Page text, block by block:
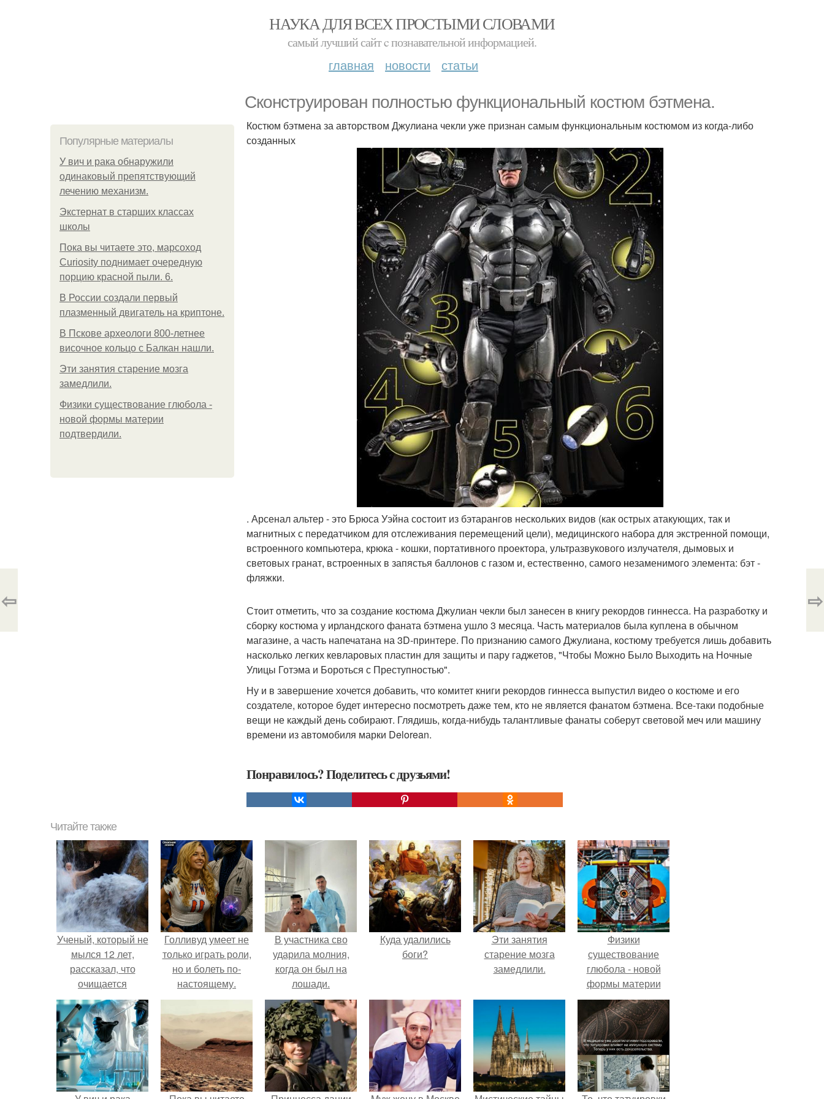
НАУКА ДЛЯ ВСЕХ ПРОСТЫМИ СЛОВАМИ
самый лучший сайт c познавательной информацией.
главная новости статьи
Сконструирован полностью функциональный костюм бэтмена.
Популярные материалы
У вич и рака обнаружили
одинаковый препятствующий
лечению механизм.
Экстернат в старших классах
школы
Пока вы читаете это, марсоход
Curiosity поднимает очередную
порцию красной пыли. 6.
В России создали первый
плазменный двигатель на криптоне.
В Пскове археологи 800-летнее
височное кольцо с Балкан нашли.
Эти занятия старение мозга
замедлили.
Физики существование глюбола -
новой формы материи
подтвердили.
Костюм бэтмена за авторством Джулиана чекли уже признан самым функциональным костюмом из когда-либо
созданных
. Арсенал альтер - это Брюса Уэйна состоит из бэтарангов нескольких видов (как острых атакующих, так и
магнитных с передатчиком для отслеживания перемещений цели), медицинского набора для экстренной помощи,
встроенного компьютера, крюка - кошки, портативного проектора, ультразвукового излучателя, дымовых и
световых гранат, встроенных в запястья баллонов с газом и, естественно, самого незаменимого элемента: бэт -
фляжки.
Стоит отметить, что за создание костюма Джулиан чекли был занесен в книгу рекордов гиннесса. На разработку и
сборку костюма у ирландского фаната бэтмена ушло 3 месяца. Часть материалов была куплена в обычном
магазине, а часть напечатана на 3D-принтере. По признанию самого Джулиана, костюму требуется лишь добавить
насколько легких кевларовых пластин для защиты и пару гаджетов, "Чтобы Можно Было Выходить на Ночные
Улицы Готэма и Бороться с Преступностью".
Ну и в завершение хочется добавить, что комитет книги рекордов гиннесса выпустил видео о костюме и его
создателе, которое будет интересно посмотреть даже тем, кто не является фанатом бэтмена. Все-таки подобные
вещи не каждый день собирают. Глядишь, когда-нибудь талантливые фанаты соберут световой меч или машину
времени из автомобиля марки Delorean.
Понравилось? Поделитесь с друзьями!
⇦ ⇨
Читайте также
Ученый, который не
мылся 12 лет,
рассказал, что
очищается
бактериями.
Голливуд умеет не
только играть роли,
но и болеть по-
настоящему.
В участника сво
ударила молния,
когда он был на
лошади.
Куда удалились
боги?
Эти занятия
старение мозга
замедлили.
Физики
существование
глюбола - новой
формы материи
подтвердили.